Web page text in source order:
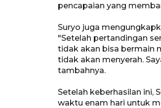
pencapaian yang
Suryo juga
"Setelah pertandingan
tidak akan bisa bermain
tidak akan menyerah.
tambahnya.
Setelah keberhasilan ini,
waktu enam hari untuk